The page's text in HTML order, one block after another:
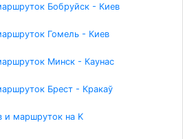
Бобруйск - Киев
Гомель - Киев
Минск - Каунас
Брест - Кракаў
и маршруток на K